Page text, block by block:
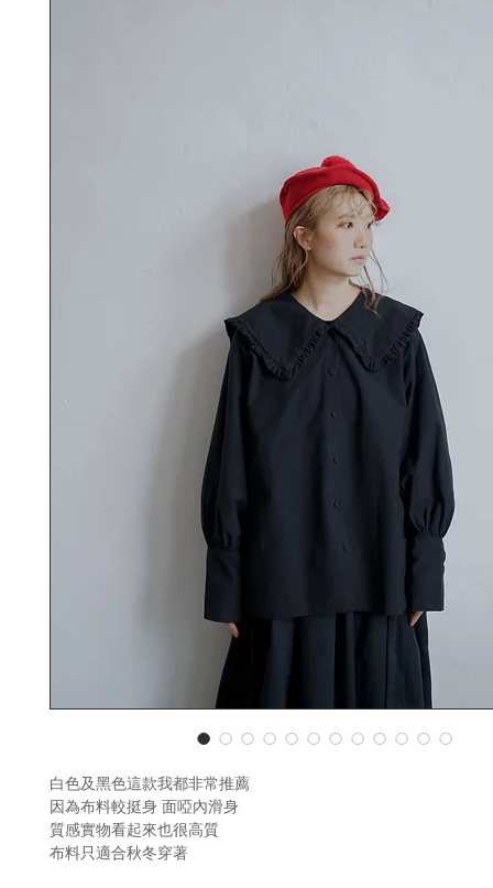
白色及黑色這款我都非常推薦
因為布料較挺身 面啞內滑身
質感實物看起來也很高質
布料只適合秋冬穿著